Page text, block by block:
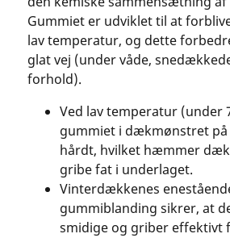
Gummiet er udviklet til at
lav temperatur, og dette
glat vej (under våde,
forhold).
Ved lav temperatur (under
gummiet i dækmønstret
hårdt, hvilket hæmmer
gribe fat i underlaget.
Vinterdækkenes
gummiblanding sikrer, at
smidige og griber effektivt